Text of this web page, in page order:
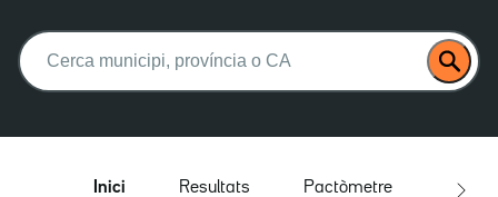
Buscar:
Inici Resultats Pactòmetre